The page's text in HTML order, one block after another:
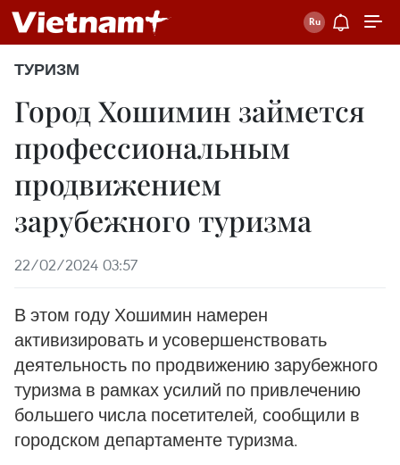
ТУРИЗМ
Город Хошимин займется
профессиональным
продвижением
зарубежного туризма
22/02/2024 03:57
В этом году Хошимин намерен
активизировать и усовершенствовать
деятельность по продвижению зарубежного
туризма в рамках усилий по привлечению
большего числа посетителей, сообщили в
городском департаменте туризма.